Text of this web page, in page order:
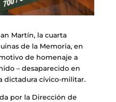
Martín, la cuarta
de la Memoria, en
de homenaje a
– desaparecido en
dictadura cívico-militar.
por la Dirección de